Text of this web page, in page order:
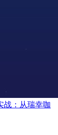
战：从瑞幸咖